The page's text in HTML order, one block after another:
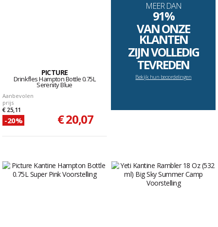
PICTURE
Drinkfles Hampton Bottle 0.75L
Serenity Blue
Aanbevolen
prijs
€ 25,11
-20% € 20,07
MEER DAN
91%
VAN ONZE
KLANTEN
ZIJN VOLLEDIG
TEVREDEN
Bekijk hun beoordelingen